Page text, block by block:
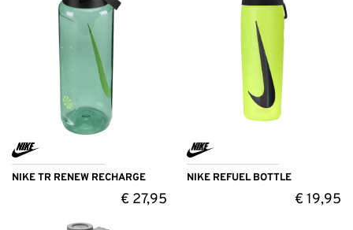
NIKE TR RENEW RECHARGE
€27,95
NIKE REFUEL BOTTLE
€19,95